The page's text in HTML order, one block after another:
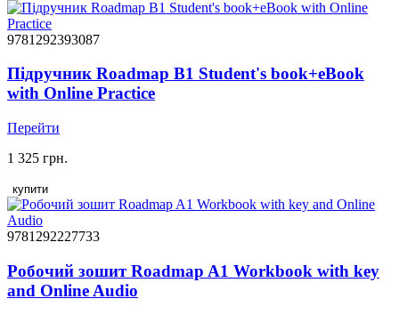
9781292393087
Підручник Roadmap B1 Student's book+eBook
with Online Practice
Перейти
1 325 грн.
купити
9781292227733
Робочий зошит Roadmap A1 Workbook with key
and Online Audio